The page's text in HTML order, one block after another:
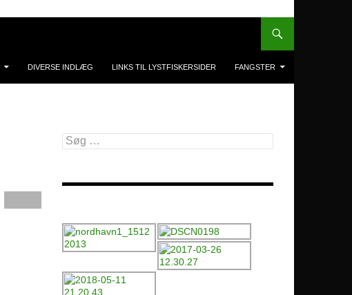
DIVERSE INDLÆG LINKS TIL LYSTFISKERSIDER FANGSTER
Søg
efter: